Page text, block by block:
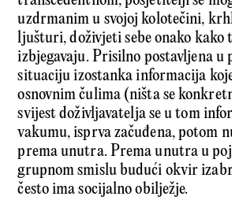
uzdrmanim u svojoj kolotečini,
ljušturi, doživjeti sebe onako kako
izbjegavaju. Prisilno postavljena u
situaciju izostanka informacija
osnovnim čulima (ništa se
svijest doživljavatelja se u tom
vakumu, isprva začuđena, potom
prema unutra. Prema unutra u
grupnom smislu budući okvir
često ima socijalno obilježje.